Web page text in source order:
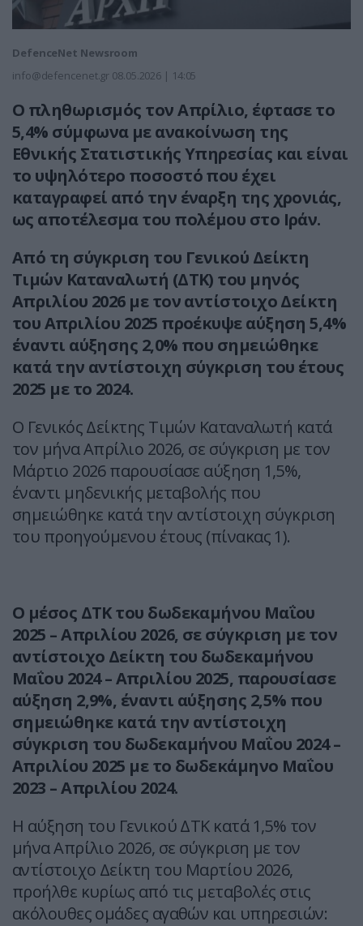
DefenceNet Newsroom
info@defencenet.gr 08.05.2026 | 14:05
Ο πληθωρισμός τον Απρίλιο, έφτασε το
5,4% σύμφωνα με ανακοίνωση της
Εθνικής Στατιστικής Υπηρεσίας και είναι
το υψηλότερο ποσοστό που έχει
καταγραφεί από την έναρξη της χρονιάς,
ως αποτέλεσμα του πολέμου στο Ιράν.
Από τη σύγκριση του Γενικού Δείκτη
Τιμών Καταναλωτή (ΔΤΚ) του μηνός
Απριλίου 2026 με τον αντίστοιχο Δείκτη
του Απριλίου 2025 προέκυψε αύξηση 5,4%
έναντι αύξησης 2,0% που σημειώθηκε
κατά την αντίστοιχη σύγκριση του έτους
2025 με το 2024.
Ο Γενικός Δείκτης Τιμών Καταναλωτή κατά
τον μήνα Απρίλιο 2026, σε σύγκριση με τον
Μάρτιο 2026 παρουσίασε αύξηση 1,5%,
έναντι μηδενικής μεταβολής που
σημειώθηκε κατά την αντίστοιχη σύγκριση
του προηγούμενου έτους (πίνακας 1).
Ο μέσος ΔΤΚ του δωδεκαμήνου Μαΐου
2025 – Απριλίου 2026, σε σύγκριση με τον
αντίστοιχο Δείκτη του δωδεκαμήνου
Μαΐου 2024 – Απριλίου 2025, παρουσίασε
αύξηση 2,9%, έναντι αύξησης 2,5% που
σημειώθηκε κατά την αντίστοιχη
σύγκριση του δωδεκαμήνου Μαΐου 2024 –
Απριλίου 2025 με το δωδεκάμηνο Μαΐου
2023 – Απριλίου 2024.
Η αύξηση του Γενικού ΔΤΚ κατά 1,5% τον
μήνα Απρίλιο 2026, σε σύγκριση με τον
αντίστοιχο Δείκτη του Μαρτίου 2026,
προήλθε κυρίως από τις μεταβολές στις
ακόλουθες ομάδες αγαθών και υπηρεσιών: